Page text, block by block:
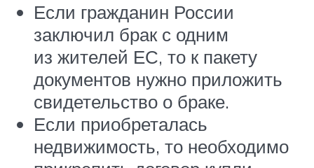
Если гражданин России
заключил брак с одним
из жителей ЕС, то к пакету
документов нужно приложить
свидетельство о браке.
Если приобреталась
недвижимость, то необходимо